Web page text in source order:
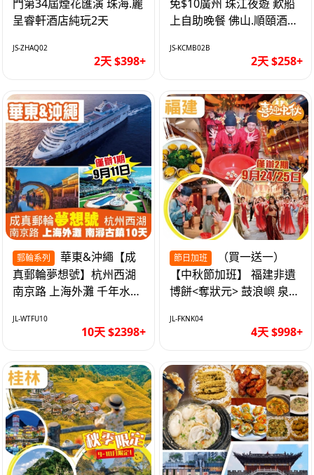
門第34屆煙花匯演 珠海.麗
呈睿軒酒店純玩2天
JS-ZHAQ02
2天 $398+
免$10廣州 珠江夜遊 歎船
上自助晚餐 佛山.順頤酒店
JS-KCMB02B
2天 $258+
郵輪系列
真郵輪夢想號】杭州西湖
南京路 上海外灘 千年水鄉
自費10天
JL-WTFU10
10天 $2398+
節日加班
【中秋節加班】 福建非遺
博餅<奪狀元> 鼓浪嶼 泉州
車超值4天
JL-FKNK04
4天 $998+